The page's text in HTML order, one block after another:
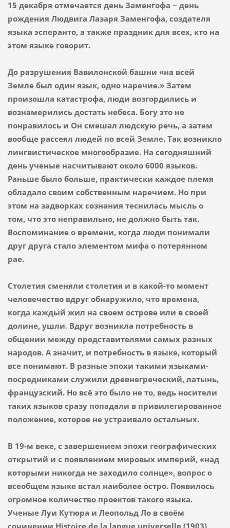
15 декабря отмечается день Заменгофа − день
рождения Людвига Лазаря Заменгофа, создателя
языка эсперанто, а также праздник для всех, кто на
этом языке говорит.
До разрушения Вавилонской башни «на всей
Земле был один язык, одно наречие.» Затем
произошла катастрофа, люди возгордились и
вознамерились достать небеса. Богу это не
понравилось и Он смешал людскую речь, а затем
вообще рассеял людей по всей Земле. Так возникло
лингвистическое многообразие. На сегодняшний
день ученые насчитывают около 6000 языков.
Раньше было больше, практически каждое племя
обладало своим собственным наречием. Но при
этом на задворках сознания теснилась мысль о
том, что это неправильно, не должно быть так.
Воспоминание о времени, когда люди понимали
друг друга стало элементом мифа о потерянном
рае.
Столетия сменяли столетия и в какой-то момент
человечество вдруг обнаружило, что времена,
когда каждый жил на своем острове или в своей
долине, ушли. Вдруг возникла потребность в
общении между представителями самых разных
народов. А значит, и потребность в языке, который
все понимают. В разные эпохи такими языками-
посредниками служили древнегреческий, латынь,
французский. Но всё это было не то, ведь носители
таких языков сразу попадали в привилегированное
положение, которое не устраивало остальных.
В 19-м веке, с завершением эпохи географических
открытий и с появлением мировых империй, «над
которыми никогда не заходило солнце», вопрос о
всеобщем языке встал наиболее остро. Появилось
огромное количество проектов такого языка.
Ученые Луи Кутюра и Леопольд Ло в своём
сочинении Histoire de la langue universelle (1903)